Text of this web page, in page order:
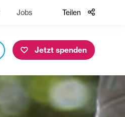
Jobs Teilen
Jetzt spenden